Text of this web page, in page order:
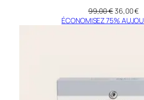
99,00€Le
prix
36,00€Le
ÉCONOMISEZ 75%